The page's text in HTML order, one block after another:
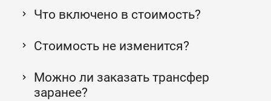
Что включено в стоимость?
Стоимость не изменится?
Можно ли заказать трансфер
заранее?